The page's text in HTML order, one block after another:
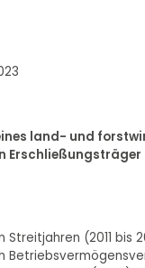
land- und
(2011 bis